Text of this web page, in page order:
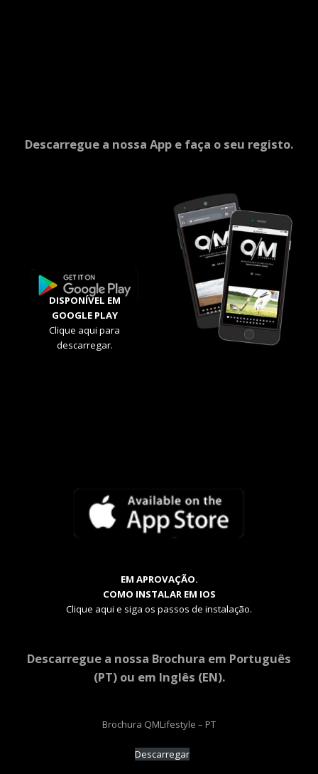
Descarregue a nossa App e faça o seu registo.
DISPONÍVEL EM
GOOGLE PLAY
Clique aqui para
descarregar.
EM APROVAÇÃO.
COMO INSTALAR EM IOS
Clique aqui e siga os passos de instalação.
Descarregue a nossa Brochura em Português
(PT) ou em Inglês (EN).
Brochura QMLifestyle – PT
Descarregar